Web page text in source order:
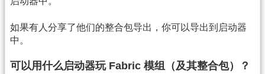
如果有人分享了他们的整合包导出，你可以导出到启动器
中。
可以用什么启动器玩 Fabric 模组（及其整合包）？